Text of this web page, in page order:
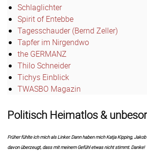
Schlaglichter
Spirit of Entebbe
Tagesschauder (Bernd Zeller)
Tapfer im Nirgendwo
the GERMANZ
Thilo Schneider
Tichys Einblick
TWASBO Magazin
Politisch Heimatlos &
Früher fühlte ich mich als Linker. Dann haben mich Katja Kipping,
davon überzeugt, dass mit meinem Gefühl etwas nicht stimmt. Danke!